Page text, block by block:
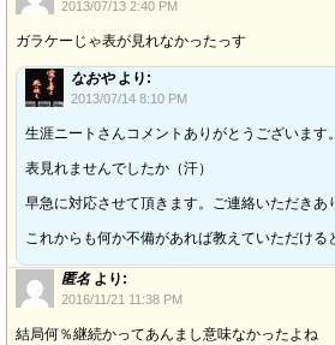
2013/07/13 2:40 PM
ガラケーじゃ表が見れなかったっす
なおや より:
2013/07/14 8:10 PM
生涯ニートさんコメントありがとうございます。
表見れませんでしたか（汗）
早急に対応させて頂きます。ご連絡いただきあ
これからも何か不備があれば教えていただける
匿名 より:
2016/11/21 11:38 PM
結局何％継続かってあんまし意味なかったよね